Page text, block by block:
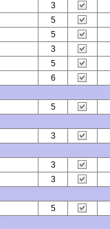
3
5
5
3
5
6
5
3
3
3
5